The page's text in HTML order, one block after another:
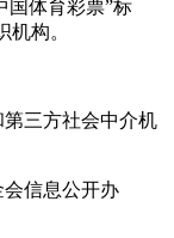
国体育彩票”标
构。
三方社会中介机
信息公开办